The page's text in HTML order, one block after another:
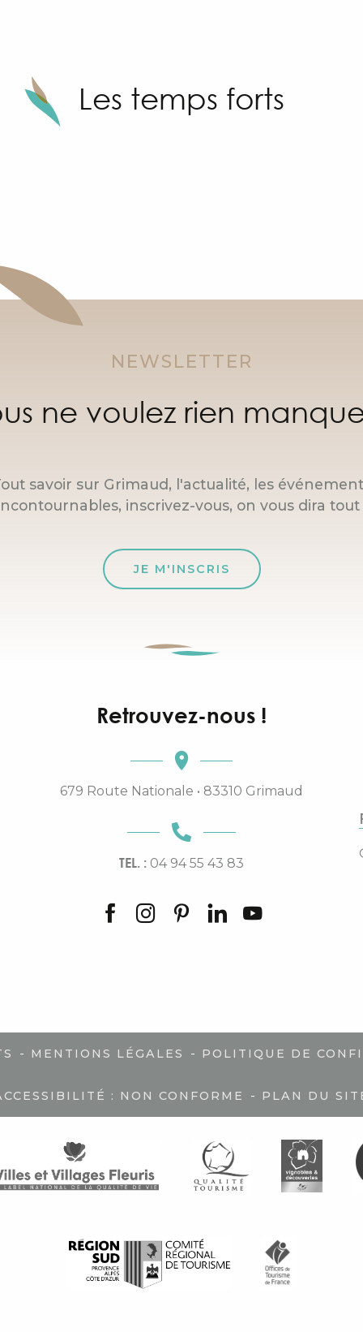
Les temps forts
NEWSLETTER
ne voulez rien
savoir sur Grimaud, l'actualité, les
inscrivez-vous, on vous dira tout
JE M'INSCRIS
Retrouvez-nous !
679 Route Nationale • 83310 Grimaud
TEL. : 04 94 55 43 83
- MENTIONS LÉGALES - POLITIQUE DE
: NON CONFORME - PLAN DU